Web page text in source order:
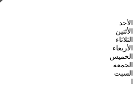
الأحد
الأثنين
الثلاثاء
الأربعاء
الخميس
الجمعة
السبت